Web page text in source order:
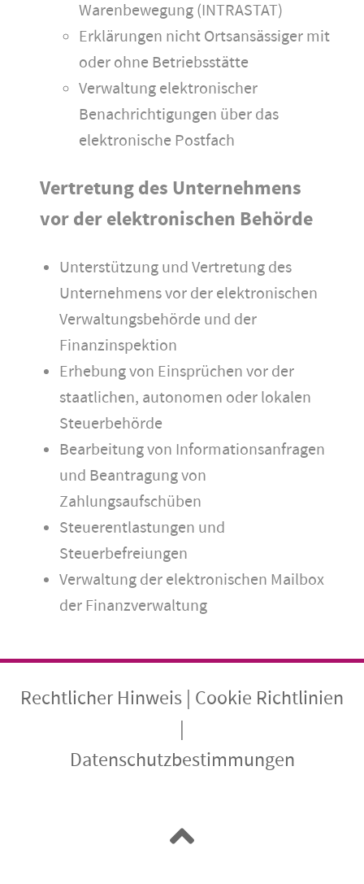
Warenbewegung (INTRASTAT)
Erklärungen nicht Ortsansässiger mit
oder ohne Betriebsstätte
Verwaltung elektronischer
Benachrichtigungen über das
elektronische Postfach
Vertretung des Unternehmens
vor der elektronischen Behörde
Unterstützung und Vertretung des
Unternehmens vor der elektronischen
Verwaltungsbehörde und der
Finanzinspektion
Erhebung von Einsprüchen vor der
staatlichen, autonomen oder lokalen
Steuerbehörde
Bearbeitung von Informationsanfragen
und Beantragung von
Zahlungsaufschüben
Steuerentlastungen und
Steuerbefreiungen
Verwaltung der elektronischen Mailbox
der Finanzverwaltung
Rechtlicher Hinweis
Cookie Richtlinien
Datenschutzbestimmungen